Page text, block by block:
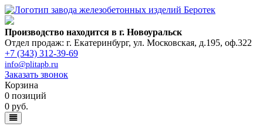
Производство находится в г. Новоуральск
Отдел продаж: г. Екатеринбург, ул. Московская, д.195, оф.322
+7 (343) 312-39-69
info@plitapb.ru
Заказать звонок
Корзина
0 позиций
0 руб.